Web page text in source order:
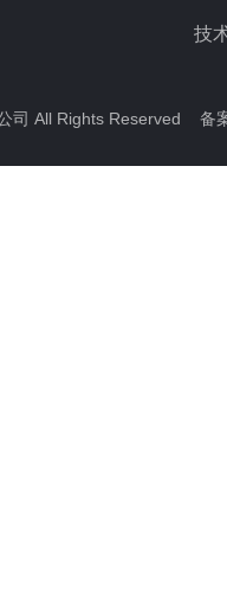
技
司 All Rights Reserved 备